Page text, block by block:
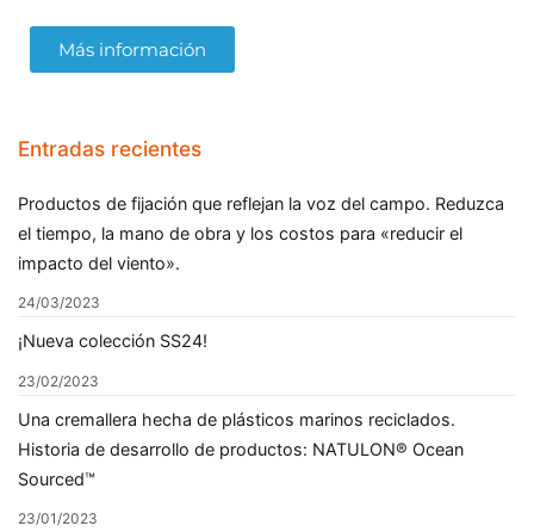
Más información
Entradas recientes
Productos de fijación que reflejan la voz del campo. Reduzca
el tiempo, la mano de obra y los costos para «reducir el
impacto del viento».
24/03/2023
¡Nueva colección SS24!
23/02/2023
Una cremallera hecha de plásticos marinos reciclados.
Historia de desarrollo de productos: NATULON® Ocean
Sourced™
23/01/2023